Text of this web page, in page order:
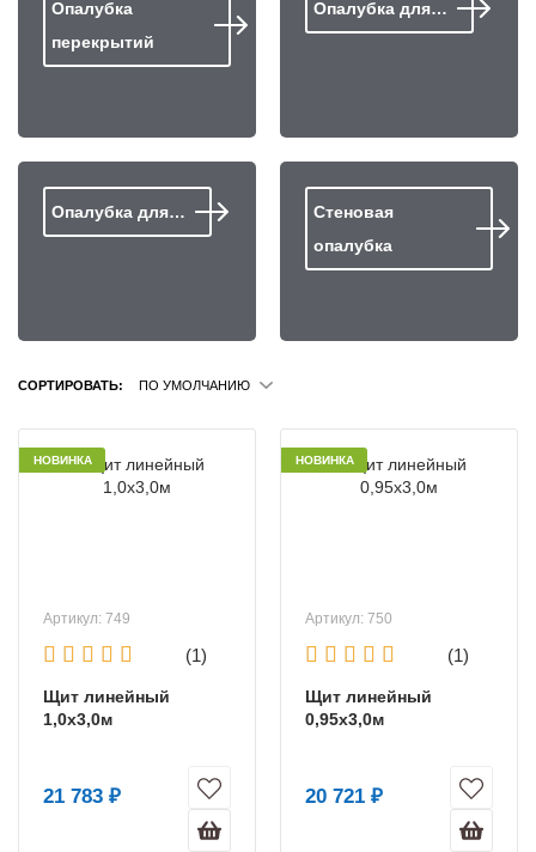
Опалубка
перекрытий
Опалубка для…
Опалубка для…
Стеновая
опалубка
СОРТИРОВАТЬ: ПО УМОЛЧАНИЮ
НОВИНКА
Артикул: 749
(1)
Щит линейный
1,0х3,0м
21 783 ₽
НОВИНКА
Артикул: 750
(1)
Щит линейный
0,95х3,0м
20 721 ₽